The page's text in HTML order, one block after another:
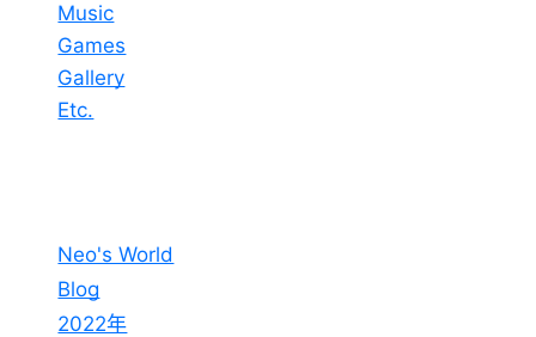
Music
Games
Gallery
Etc.
Neo's World
Blog
2022年